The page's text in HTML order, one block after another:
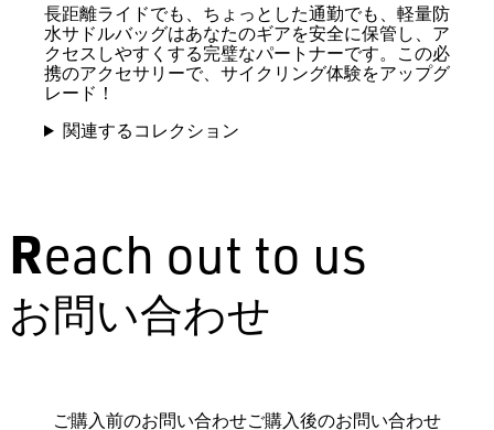
長距離ライドでも、ちょっとした通勤でも、軽量防
水サドルバッグはあなたのギアを安全に保管し、ア
クセスしやすくする完璧なパートナーです。この必
携のアクセサリーで、サイクリング体験をアップグ
レード！
関連するコレクション
Reach out to us
お問い合わせ
ご購入前のお問い合わせご購入後のお問い合わせ